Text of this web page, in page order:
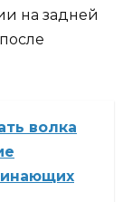
на задней
волка